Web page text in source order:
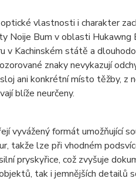
vlastnosti i charakter
Noije Bum v oblasti Hukawng
v Kachinském státě a
znaky nevykazují
ani konkrétní místo těžby, z
blíže neurčeny.
formát umožňující
lze při vhodném
pryskyřice, což zvyšuje
tak i jemnějších detailů